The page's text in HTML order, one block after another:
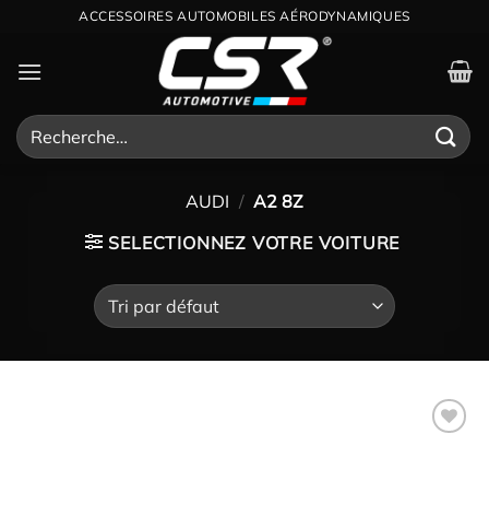
contenu
ACCESSOIRES AUTOMOBILES AÉRODYNAMIQUES
Recherche
pour :
AUDI / A2 8Z
SELECTIONNEZ VOTRE VOITURE